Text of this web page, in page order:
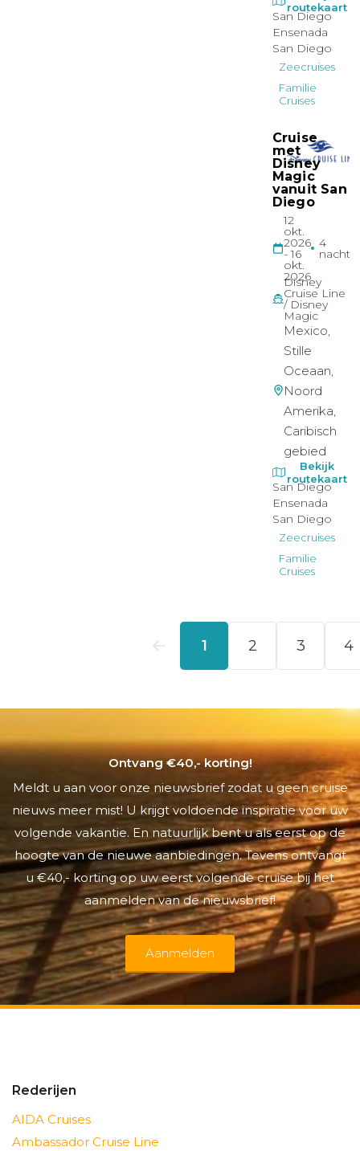
Ontvang €40,- korting!
Meldt u aan voor onze nieuwsbrief zodat u geen cruise
nieuws meer mist! U krijgt voldoende inspiratie voor uw
volgende vakantie. En natuurlijk bent u als eerst op de
hoogte van de nieuwe aanbiedingen. Tevens ontvangt
u €40,- korting op uw eerst volgende cruise bij het
aanmelden van de nieuwsbrief!
Aanmelden
Rederijen
AIDA Cruises
Ambassador Cruise Line